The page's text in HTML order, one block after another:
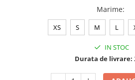
Bluze Animale
Marime:
XS S M L
IN STOC
Durata de livrare: